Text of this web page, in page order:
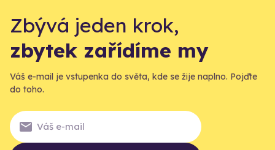
Zbývá jeden krok,
zbytek zařídíme my
Váš e-mail je vstupenka do světa, kde se žije naplno. Pojďte
do toho.